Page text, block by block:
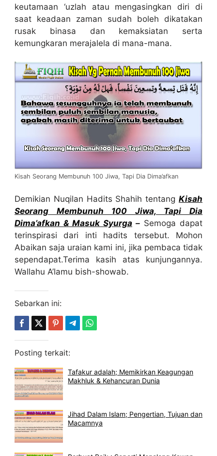
keutamaan ‘uzlah atau mengasingkan diri di
saat keadaan zaman sudah boleh dikatakan
rusak binasa dan kemaksiatan serta
kemungkaran merajalela di mana-mana.
Kisah Seorang Membunuh 100 Jiwa, Tapi Dia Dima’afkan
Demikian Nuqilan Hadits Shahih tentang Kisah
Seorang Membunuh 100 Jiwa, Tapi Dia
Dima’afkan & Masuk Syurga – Semoga dapat
terinspirasi dari inti hadits tersebut. Mohon
Abaikan saja uraian kami ini, jika pembaca tidak
sependapat.Terima kasih atas kunjungannya.
Wallahu A’lamu bish-showab.
Sebarkan ini:
Posting terkait:
Tafakur adalah; Memikirkan Keagungan
Makhluk & Kehancuran Dunia
Jihad Dalam Islam; Pengertian, Tujuan dan
Macamnya